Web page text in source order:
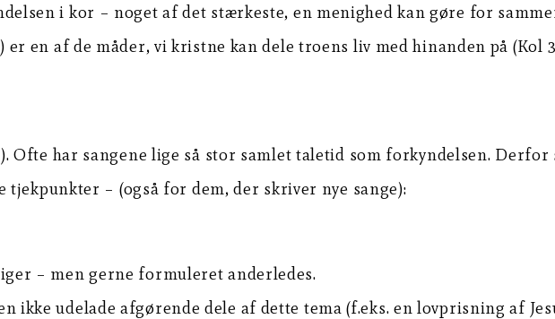
i kor – noget af det stærkeste, en menighed kan gøre for
en af de måder, vi kristne kan dele troens liv med hinanden på (Kol
Ofte har sangene lige så stor samlet taletid som forkyndelsen.
tjekpunkter – (også for dem, der skriver nye sange):
– men gerne formuleret anderledes.
ikke udelade afgørende dele af dette tema (f.eks. en lovprisning af